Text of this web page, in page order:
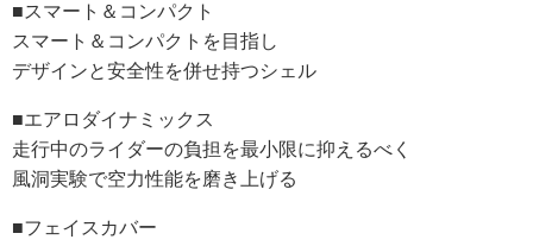
■スマート＆コンパクト
スマート＆コンパクトを目指し
デザインと安全性を併せ持つシェル
■エアロダイナミックス
走行中のライダーの負担を最小限に抑えるべく
風洞実験で空力性能を磨き上げる
■フェイスカバー